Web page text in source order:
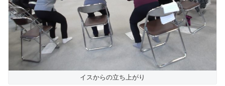
イスからの立ち上がり